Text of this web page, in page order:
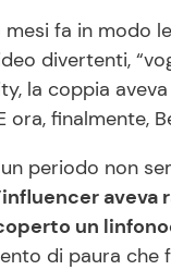
fa in modo
divertenti,
la coppia
finalmente,
periodo non
un
di paura